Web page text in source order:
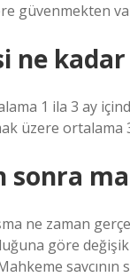
güvenmekten
ne
1 ila 3 ay
üzere ortalama
sonra
ne zaman
göre